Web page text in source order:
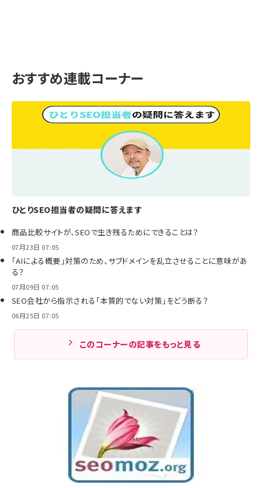
おすすめ連載コーナー
ひとりSEO担当者の疑問に答えます
商品比較サイトが、SEOで生き残るためにできることは？
07月23日 07:05
「AIによる概要」対策のため、サブドメインを乱立させることに意味があ
る？
07月09日 07:05
SEO会社から指示される「本質的でない対策」をどう断る？
06月25日 07:05
このコーナーの記事をもっと見る